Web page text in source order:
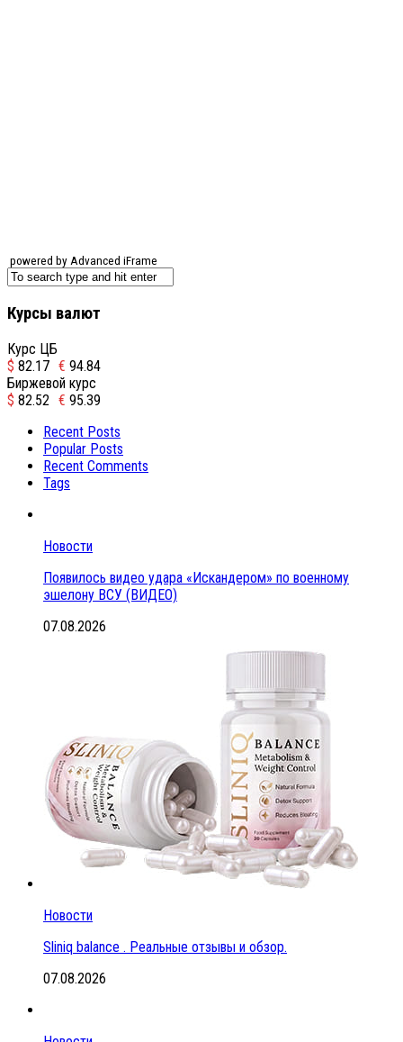
powered by Advanced iFrame
Курсы валют
Курс ЦБ
$ 82.17 € 94.84
Биржевой курс
$ 82.52 € 95.39
Recent Posts
Popular Posts
Recent Comments
Tags
Новости
Появилось видео удара «Искандером» по военному
эшелону ВСУ (ВИДЕО)
07.08.2026
Новости
Sliniq balance . Реальные отзывы и обзор.
07.08.2026